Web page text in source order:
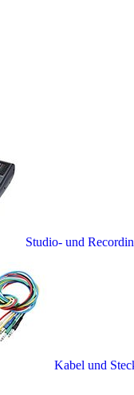
Studio- und
Kabel und